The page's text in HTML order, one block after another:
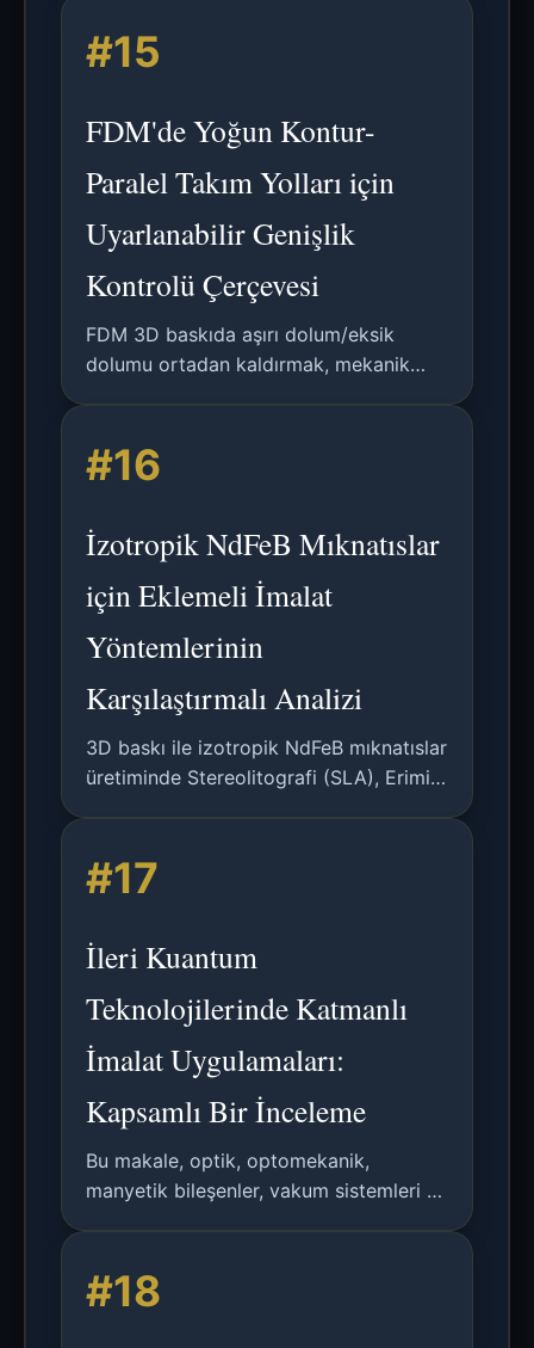
bir uygulayıcı makalesinin analizi.
#15
FDM'de Yoğun Kontur-
Paralel Takım Yolları için
Uyarlanabilir Genişlik
Kontrolü Çerçevesi
FDM 3D baskıda aşırı dolum/eksik
dolumu ortadan kaldırmak, mekanik
genişlikli takım yolları oluşturmaya
yönelik yeni bir çerçevenin analizi.
#16
İzotropik NdFeB Mıknatıslar
için Eklemeli İmalat
Yöntemlerinin
Karşılaştırmalı Analizi
3D baskı ile izotropik NdFeB mıknatıslar
üretiminde Stereolitografi (SLA), Erimiş
manyetik özellikler, proses kabiliyetleri
ve uygulamalar açısından detaylı
#17
İleri Kuantum
Teknolojilerinde Katmanlı
İmalat Uygulamaları:
Kapsamlı Bir İnceleme
Bu makale, optik, optomekanik,
manyetik bileşenler, vakum sistemleri ve
imalat uygulamalarını gözden
geçirmektedir.
#18